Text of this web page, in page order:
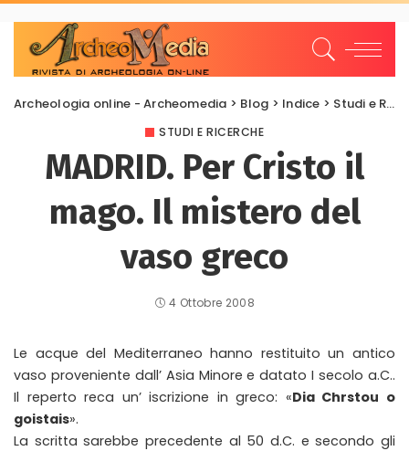
Archeologia online - Archeomedia > Blog > Indice > Studi e Ricerche
STUDI E RICERCHE
MADRID. Per Cristo il
mago. Il mistero del
vaso greco
4 Ottobre 2008
Le acque del Mediterraneo hanno restituito un antico
vaso proveniente dall’ Asia Minore e datato I secolo a.C..
Il reperto reca un’ iscrizione in greco: «Dia Chrstou o
goistais».
La scritta sarebbe precedente al 50 d.C. e secondo gli